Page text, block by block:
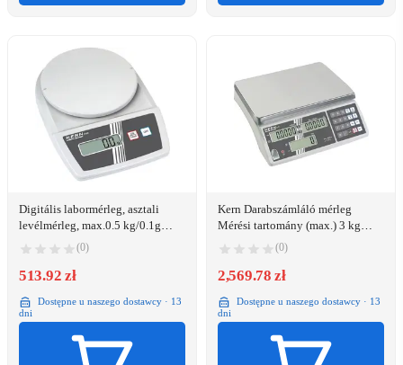
Digitális labormérleg, asztali
levélmérleg, max.0.5 kg/0.1g
Kern EMB 500-1
(0)
513.92 zł
Dostępne u naszego dostawcy · 13
dni
Kern Darabszámláló mérleg
Mérési tartomány (max.) 3 kg
Leolvashatóság 0.2 g Hálózatról
üzemeltetett, Akkuról
üzemeltetett Ezüst
(0)
2,569.78 zł
Dostępne u naszego dostawcy · 13
dni